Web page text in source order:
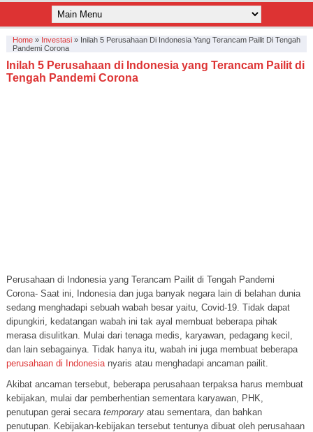
Home» Investasi» Inilah 5 Perusahaan Di Indonesia Yang Terancam Pailit Di Tengah
Pandemi Corona
Inilah 5 Perusahaan di Indonesia yang Terancam Pailit di
Tengah Pandemi Corona
Perusahaan di Indonesia yang Terancam Pailit di Tengah Pandemi
Corona- Saat ini, Indonesia dan juga banyak negara lain di belahan dunia
sedang menghadapi sebuah wabah besar yaitu, Covid-19. Tidak dapat
dipungkiri, kedatangan wabah ini tak ayal membuat beberapa pihak
merasa disulitkan. Mulai dari tenaga medis, karyawan, pedagang kecil,
dan lain sebagainya. Tidak hanya itu, wabah ini juga membuat beberapa
perusahaan di Indonesianyaris atau menghadapi ancaman pailit.
Akibat ancaman tersebut, beberapa perusahaan terpaksa harus membuat
kebijakan, mulai dar pemberhentian sementara karyawan, PHK,
penutupan gerai secara temporaryatau sementara, dan bahkan
penutupan. Kebijakan-kebijakan tersebut tentunya dibuat oleh perusahaan